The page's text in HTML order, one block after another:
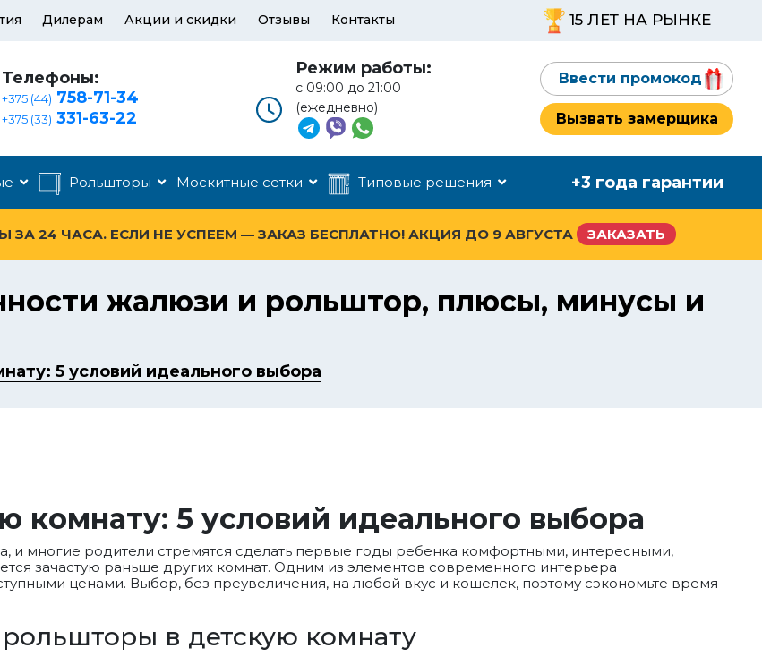
Дилерам Акции и скидки Отзывы Контакты 15 ЛЕТ НА РЫНКЕ
Телефоны:
+375 (44) 758-71-34
+375 (33) 331-63-22
Режим работы:
с 09:00 до 21:00
(ежедневно)
Ввести промокод
Вызвать замерщика
Рольшторы Москитные сетки Типовые решения +3 года гарантии
24 ЧАСА. ЕСЛИ НЕ УСПЕЕМ — ЗАКАЗ БЕСПЛАТНО! АКЦИЯ ДО 9 АВГУСТА ЗАКАЗАТЬ
жалюзи и рольштор, плюсы, минусы и
5 условий идеального выбора
комнату: 5 условий идеального выбора
и многие родители стремятся сделать первые годы ребенка комфортными, интересными,
зачастую раньше других комнат. Одним из элементов современного интерьера
ценами. Выбор, без преувеличения, на любой вкус и кошелек, поэтому сэкономьте время
в детскую комнату